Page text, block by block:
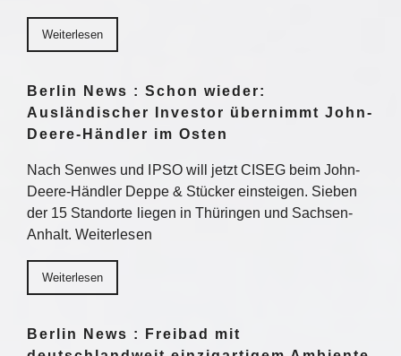
Weiterlesen
Berlin News : Schon wieder:
Ausländischer Investor übernimmt John-
Deere-Händler im Osten
Nach Senwes und IPSO will jetzt CISEG beim John-
Deere-Händler Deppe & Stücker einsteigen. Sieben
der 15 Standorte liegen in Thüringen und Sachsen-
Anhalt. Weiterlesen
Weiterlesen
Berlin News : Freibad mit